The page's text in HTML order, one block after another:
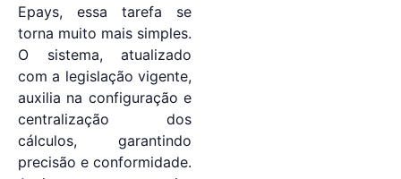
Epays, essa tarefa se
torna muito mais simples.
O sistema, atualizado
com a legislação vigente,
auxilia na configuração e
centralização dos
cálculos, garantindo
precisão e conformidade.